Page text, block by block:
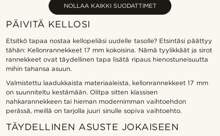
Kallein
NOLLAA KAIKKI SUODATTIMET
PÄIVITÄ KELLOSI
Etsitkö tapaa nostaa kellopeliäsi uudelle tasolle? Etsintäsi päättyy
tähän: Kellonrannekkeet 17 mm kokoisina. Nämä tyylikkäät ja sirot
rannekkeet ovat täydellinen tapa lisätä ripaus hienostuneisuutta
mihin tahansa asuun.
Valmistettu laadukkaista materiaaleista, kellonrannekkeet 17 mm
on suunniteltu kestämään. Olitpa sitten klassisen
nahkarannekkeen tai hieman modernimman vaihtoehdon
perässä, meillä on tarjolla juuri sinulle sopiva vaihtoehto.
TÄYDELLINEN ASUSTE JOKAISEEN